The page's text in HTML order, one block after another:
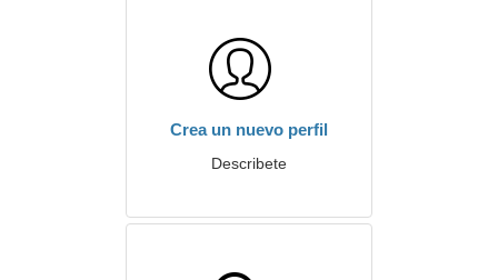
Crea un nuevo perfil
Describete